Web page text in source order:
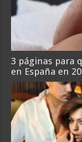
3 páginas para
en España en